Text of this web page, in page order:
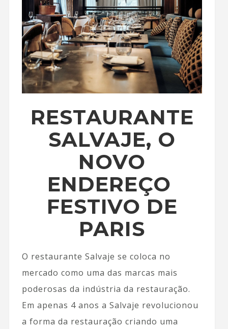
RESTAURANTE
SALVAJE, O
NOVO
ENDEREÇO ​​
FESTIVO DE
PARIS
O restaurante Salvaje se coloca no
mercado como uma das marcas mais
poderosas da indústria da restauração.
Em apenas 4 anos a Salvaje revolucionou
a forma da restauração criando uma